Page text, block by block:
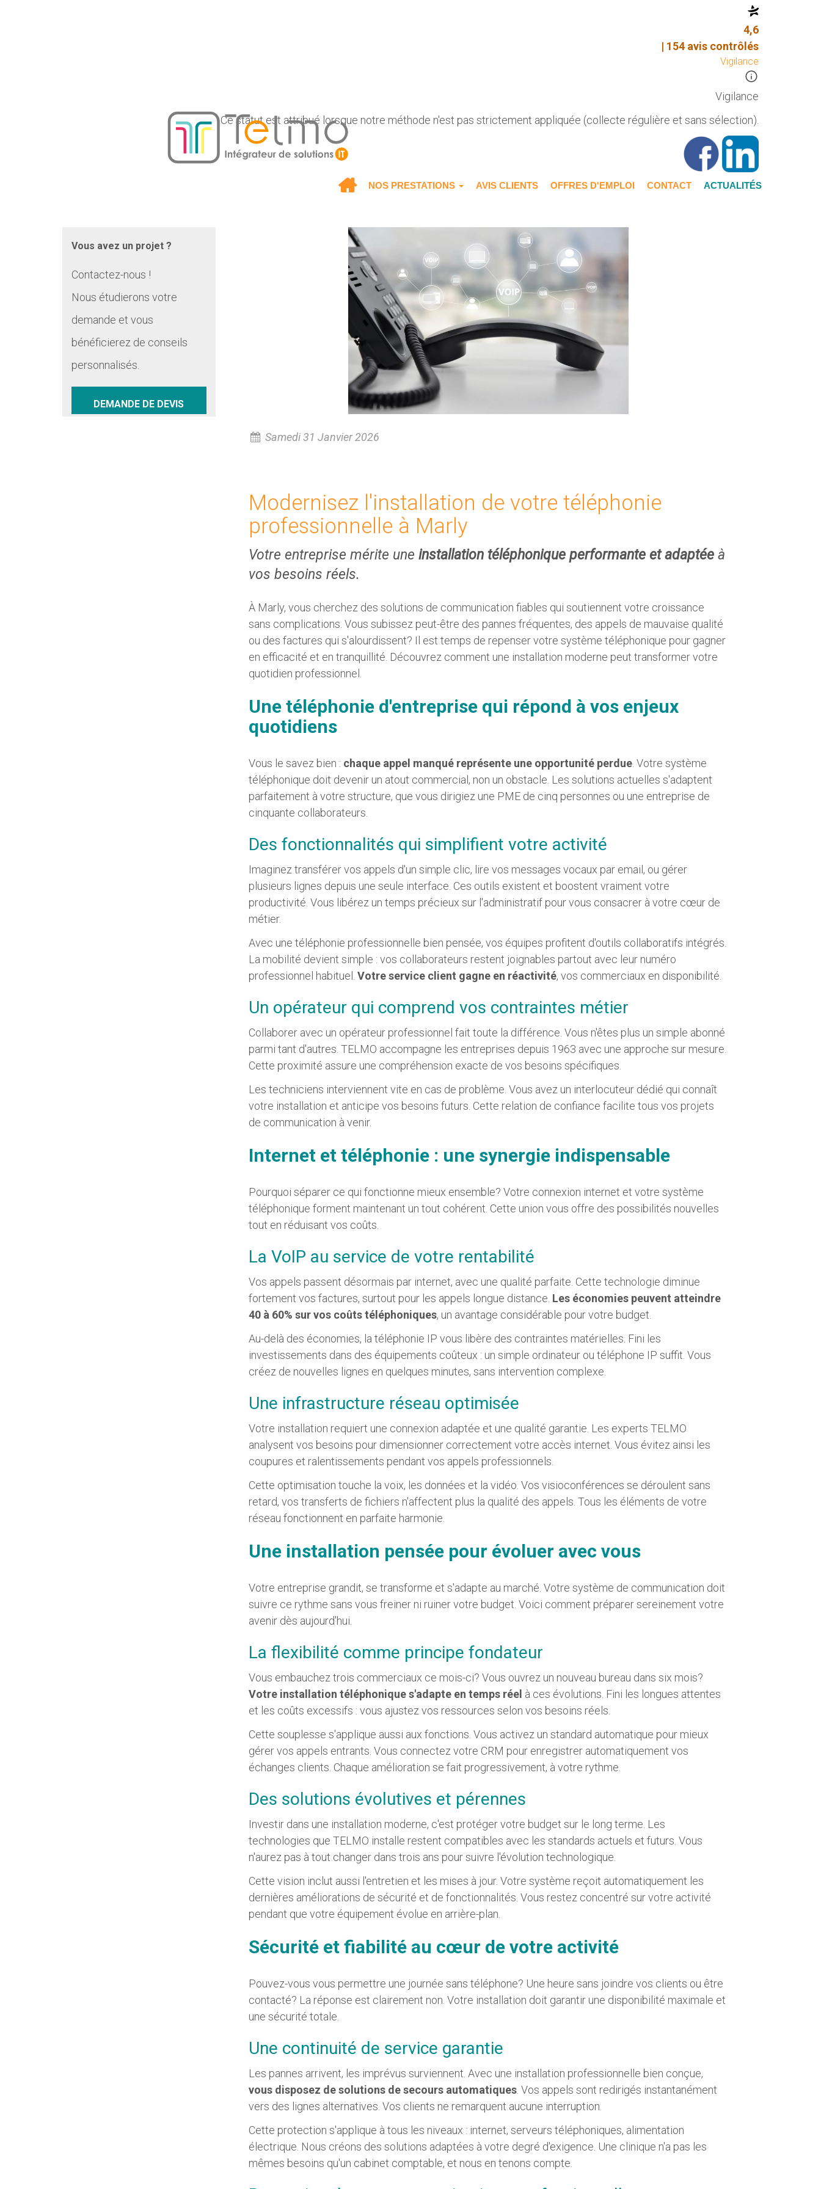
4,6
| 154 avis contrôlés
Vigilance
Vigilance
Ce statut est attribué lorsque notre méthode n'est pas strictement appliquée (collecte régulière et sans sélection).
NOS PRESTATIONS AVIS CLIENTS OFFRES D'EMPLOI CONTACT ACTUALITÉS
Vous avez un projet ?
Contactez-nous !
Nous étudierons votre
demande et vous
bénéficierez de conseils
personnalisés.
DEMANDE DE DEVIS
Samedi 31 Janvier 2026
Modernisez l'installation de votre téléphonie
professionnelle à Marly
Votre entreprise mérite une installation téléphonique performante et adaptéeà
vos besoins réels.
À Marly, vous cherchez des solutions de communication fiables qui soutiennent votre croissance
sans complications. Vous subissez peut-être des pannes fréquentes, des appels de mauvaise qualité
ou des factures qui s'alourdissent? Il est temps de repenser votre système téléphonique pour gagner
en efficacité et en tranquillité. Découvrez comment une installation moderne peut transformer votre
quotidien professionnel.
Une téléphonie d'entreprise qui répond à vos enjeux
quotidiens
Vous le savez bien : chaque appel manqué représente une opportunité perdue. Votre système
téléphonique doit devenir un atout commercial, non un obstacle. Les solutions actuelles s'adaptent
parfaitement à votre structure, que vous dirigiez une PME de cinq personnes ou une entreprise de
cinquante collaborateurs.
Des fonctionnalités qui simplifient votre activité
Imaginez transférer vos appels d'un simple clic, lire vos messages vocaux par email, ou gérer
plusieurs lignes depuis une seule interface. Ces outils existent et boostent vraiment votre
productivité. Vous libérez un temps précieux sur l'administratif pour vous consacrer à votre cœur de
métier.
Avec une téléphonie professionnelle bien pensée, vos équipes profitent d'outils collaboratifs intégrés.
La mobilité devient simple : vos collaborateurs restent joignables partout avec leur numéro
professionnel habituel. Votre service client gagne en réactivité, vos commerciaux en disponibilité.
Un opérateur qui comprend vos contraintes métier
Collaborer avec un opérateur professionnel fait toute la différence. Vous n'êtes plus un simple abonné
parmi tant d'autres. TELMO accompagne les entreprises depuis 1963 avec une approche sur mesure.
Cette proximité assure une compréhension exacte de vos besoins spécifiques.
Les techniciens interviennent vite en cas de problème. Vous avez un interlocuteur dédié qui connaît
votre installation et anticipe vos besoins futurs. Cette relation de confiance facilite tous vos projets
de communication à venir.
Internet et téléphonie : une synergie indispensable
Pourquoi séparer ce qui fonctionne mieux ensemble? Votre connexion internet et votre système
téléphonique forment maintenant un tout cohérent. Cette union vous offre des possibilités nouvelles
tout en réduisant vos coûts.
La VoIP au service de votre rentabilité
Vos appels passent désormais par internet, avec une qualité parfaite. Cette technologie diminue
fortement vos factures, surtout pour les appels longue distance. Les économies peuvent atteindre
40 à 60% sur vos coûts téléphoniques, un avantage considérable pour votre budget.
Au-delà des économies, la téléphonie IP vous libère des contraintes matérielles. Fini les
investissements dans des équipements coûteux : un simple ordinateur ou téléphone IP suffit. Vous
créez de nouvelles lignes en quelques minutes, sans intervention complexe.
Une infrastructure réseau optimisée
Votre installation requiert une connexion adaptée et une qualité garantie. Les experts TELMO
analysent vos besoins pour dimensionner correctement votre accès internet. Vous évitez ainsi les
coupures et ralentissements pendant vos appels professionnels.
Cette optimisation touche la voix, les données et la vidéo. Vos visioconférences se déroulent sans
retard, vos transferts de fichiers n'affectent plus la qualité des appels. Tous les éléments de votre
réseau fonctionnent en parfaite harmonie.
Une installation pensée pour évoluer avec vous
Votre entreprise grandit, se transforme et s'adapte au marché. Votre système de communication doit
suivre ce rythme sans vous freiner ni ruiner votre budget. Voici comment préparer sereinement votre
avenir dès aujourd'hui.
La flexibilité comme principe fondateur
Vous embauchez trois commerciaux ce mois-ci? Vous ouvrez un nouveau bureau dans six mois?
Votre installation téléphonique s'adapte en temps réel à ces évolutions. Fini les longues attentes
et les coûts excessifs : vous ajustez vos ressources selon vos besoins réels.
Cette souplesse s'applique aussi aux fonctions. Vous activez un standard automatique pour mieux
gérer vos appels entrants. Vous connectez votre CRM pour enregistrer automatiquement vos
échanges clients. Chaque amélioration se fait progressivement, à votre rythme.
Des solutions évolutives et pérennes
Investir dans une installation moderne, c'est protéger votre budget sur le long terme. Les
technologies que TELMO installe restent compatibles avec les standards actuels et futurs. Vous
n'aurez pas à tout changer dans trois ans pour suivre l'évolution technologique.
Cette vision inclut aussi l'entretien et les mises à jour. Votre système reçoit automatiquement les
dernières améliorations de sécurité et de fonctionnalités. Vous restez concentré sur votre activité
pendant que votre équipement évolue en arrière-plan.
Sécurité et fiabilité au cœur de votre activité
Pouvez-vous vous permettre une journée sans téléphone? Une heure sans joindre vos clients ou être
contacté? La réponse est clairement non. Votre installation doit garantir une disponibilité maximale et
une sécurité totale.
Une continuité de service garantie
Les pannes arrivent, les imprévus surviennent. Avec une installation professionnelle bien conçue,
vous disposez de solutions de secours automatiques. Vos appels sont redirigés instantanément
vers des lignes alternatives. Vos clients ne remarquent aucune interruption.
Cette protection s'applique à tous les niveaux : internet, serveurs téléphoniques, alimentation
électrique. Nous créons des solutions adaptées à votre degré d'exigence. Une clinique n'a pas les
mêmes besoins qu'un cabinet comptable, et nous en tenons compte.